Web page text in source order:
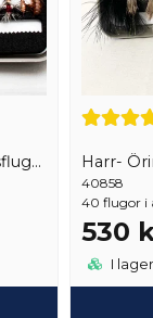
Guidens val av havsöringsflugor 18 st Harr-
40858
40 flugor i
530
I lager